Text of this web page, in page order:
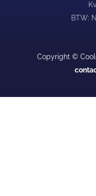
BTW:
Copyright ©